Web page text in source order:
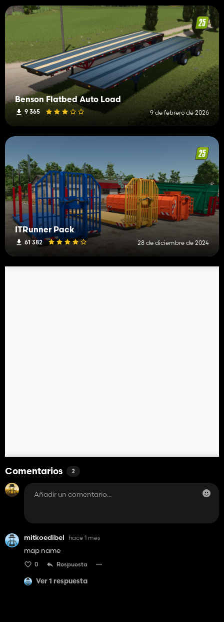
Benson Flatbed Auto Load
9 365 9 de febrero de 2026
ITRunner Pack
61 382 28 de diciembre de 2024
Comentarios 2
mitkoedibel hace 1 mes
map name
0 Respuesta
Ver 1 respuesta